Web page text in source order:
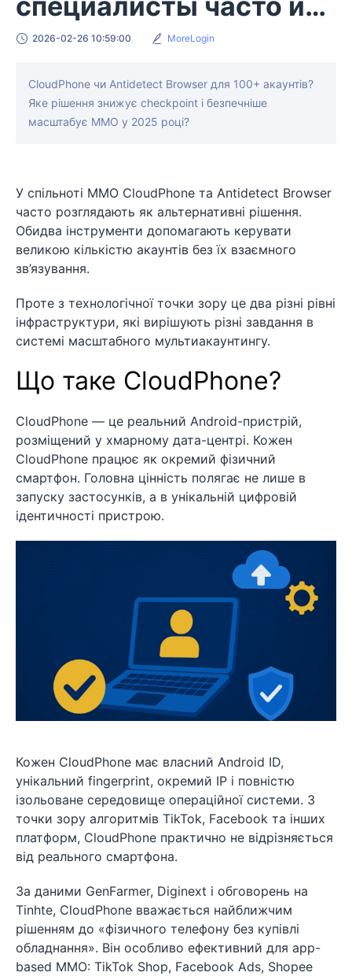
путают?
2026-02-26 10:59:00 MoreLogin
CloudPhone чи Antidetect Browser для 100+ акаунтів?
Яке рішення знижує checkpoint і безпечніше
масштабує MMO у 2025 році?
У спільноті MMO CloudPhone та Antidetect Browser
часто розглядають як альтернативні рішення.
Обидва інструменти допомагають керувати
великою кількістю акаунтів без їх взаємного
зв’язування.
Проте з технологічної точки зору це два різні рівні
інфраструктури, які вирішують різні завдання в
системі масштабного мультиакаунтингу.
Що таке CloudPhone?
CloudPhone — це реальний Android-пристрій,
розміщений у хмарному дата-центрі. Кожен
CloudPhone працює як окремий фізичний
смартфон. Головна цінність полягає не лише в
запуску застосунків, а в унікальній цифровій
ідентичності пристрою.
Кожен CloudPhone має власний Android ID,
унікальний fingerprint, окремий IP і повністю
ізольоване середовище операційної системи. З
точки зору алгоритмів TikTok, Facebook та інших
платформ, CloudPhone практично не відрізняється
від реального смартфона.
За даними GenFarmer, Diginext і обговорень на
Tinhte, CloudPhone вважається найближчим
рішенням до «фізичного телефону без купівлі
обладнання». Він особливо ефективний для app-
based MMO: TikTok Shop, Facebook Ads, Shopee